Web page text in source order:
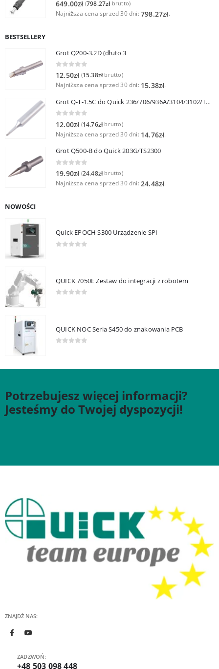
649.00zł (798.27złbrutto)
Najniższa cena sprzed 30 dni: 798.27zł.
BESTSELLERY
Grot Q200-3.2D (dłuto 3
0out of 5
12.50zł (15.38złbrutto)
Najniższa cena sprzed 30 dni: 15.38zł.
Grot Q-T-1.5C do Quick 236/706/936A/3104/3102/TS1100
12.00zł (14.76złbrutto)
Najniższa cena sprzed 30 dni: 14.76zł.
Grot Q500-B do Quick 203G/TS2300
0out of 5
19.90zł (24.48złbrutto)
Najniższa cena sprzed 30 dni: 24.48zł.
NOWOŚCI
Quick EPOCH S300 Urządzenie SPI
QUICK 7050E Zestaw do integracji z robotem
QUICK NOC Seria S450 do znakowania PCB
Potrzebujesz więcej informacji?
Jesteśmy do Twojej dyspozycji!
ZNAJDŹ NAS:
ZADZWOŃ:
+48 503 098 448